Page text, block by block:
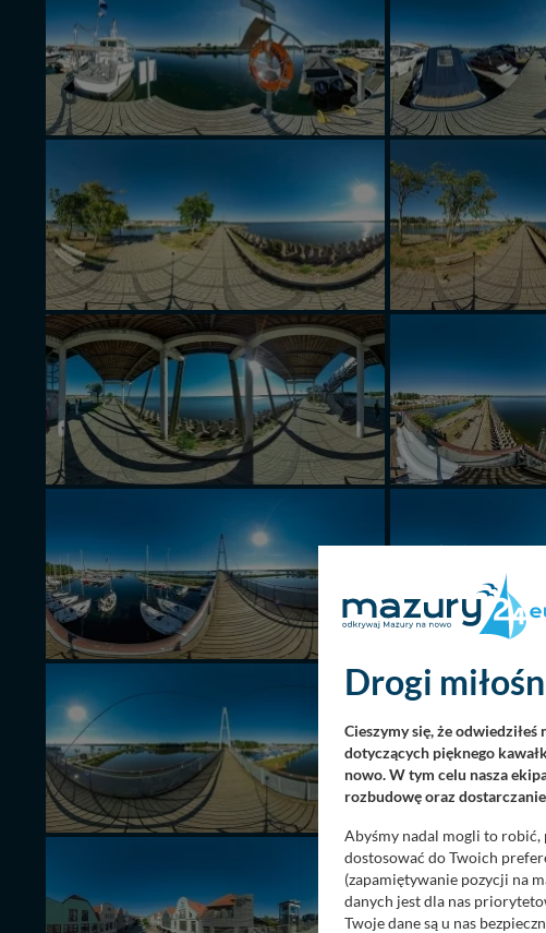
Drogi
Cieszymy się, że
dotyczących pięknego
nowo. W tym celu nasza
rozbudowę oraz
Abyśmy nadal mogli to robić,
dostosować do Twoich
(zapamiętywanie pozycji na
danych jest dla nas
Twoje dane są u nas